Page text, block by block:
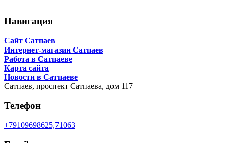
Навигация
Сайт Сатпаев
Интернет-магазин Сатпаев
Работа в Сатпаеве
Карта сайта
Новости в Сатпаеве
Сатпаев, проспект Сатпаева, дом 117
Телефон
+79109698625,71063